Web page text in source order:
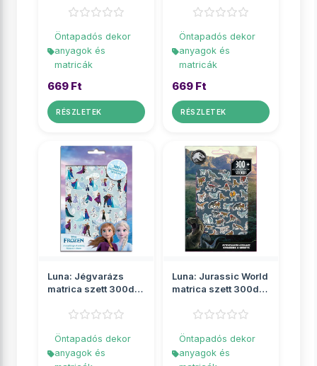
Öntapadós dekor
anyagok és
matricák
669 Ft
RÉSZLETEK
Öntapadós dekor
anyagok és
matricák
669 Ft
RÉSZLETEK
Luna: Jégvarázs
matrica szett 300db-
Öntapadós dekor
anyagok és
Luna: Jurassic World
matrica szett 300db-
Öntapadós dekor
anyagok és